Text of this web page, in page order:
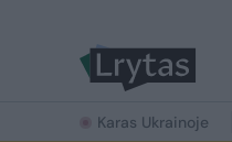
Karas Ukrainoje